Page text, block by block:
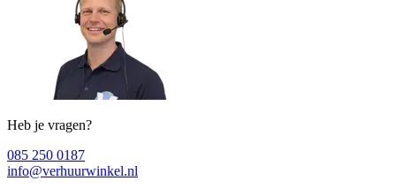
Heb je vragen?
085 250 0187
info@verhuurwinkel.nl